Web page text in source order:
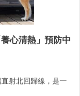
心清熱」預防中
射北回歸線，是一